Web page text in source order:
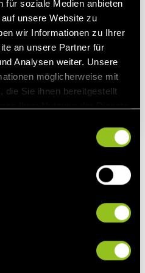
für soziale Medien anbieten
unsere Website zu
wir Informationen zu Ihrer
an unsere Partner für
Analysen weiter. Unsere
möglicherweise mit
die Sie ihnen bereitgestellt
Flexibilität
von über 22% aus
klar eine Erfolgsgeschichte.
nehmen, um diese positive